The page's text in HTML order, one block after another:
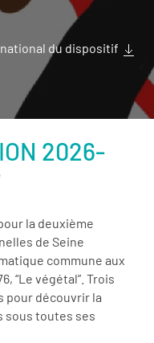
du dispositif
2026-
la deuxième
de Seine
commune aux
“Le végétal”. Trois
pour découvrir la
sous toutes ses